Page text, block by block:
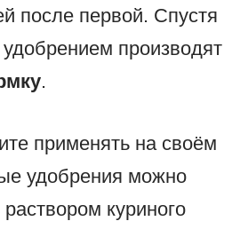
после первой. Спустя
производят
.
применять на своём
удобрения можно
куриного